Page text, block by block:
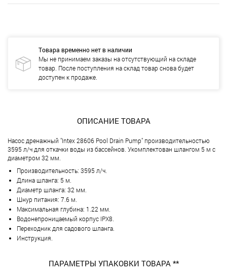
Товара временно нет в наличии
Мы не принимаем заказы на отсутствующий на складе
товар. После поступления на склад товар снова будет
доступен к продаже.
ОПИСАНИЕ ТОВАРА
Насос дренажный "Intex 28606 Pool Drain Pump" производительностью
3595 л/ч для откачки воды из бассейнов. Укомплектован шлангом 5 м с
диаметром 32 мм.
Производительность: 3595 л/ч.
Длина шланга: 5 м.
Диаметр шланга: 32 мм.
Шнур питания: 7.6 м.
Максимальная глубина: 1.22 мм.
Водонепроницаемый корпус IPX8.
Переходник для садового шланга.
Инструкция.
ПАРАМЕТРЫ УПАКОВКИ ТОВАРА **